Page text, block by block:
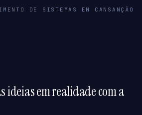
DE SISTEMAS EM CANSANÇÃO
ideias em realidade com a